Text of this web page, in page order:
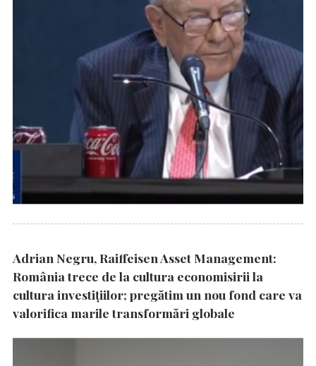
Adrian Negru, Raiffeisen Asset Management:
România trece de la cultura economisirii la
cultura investițiilor; pregătim un nou fond care va
valorifica marile transformări globale